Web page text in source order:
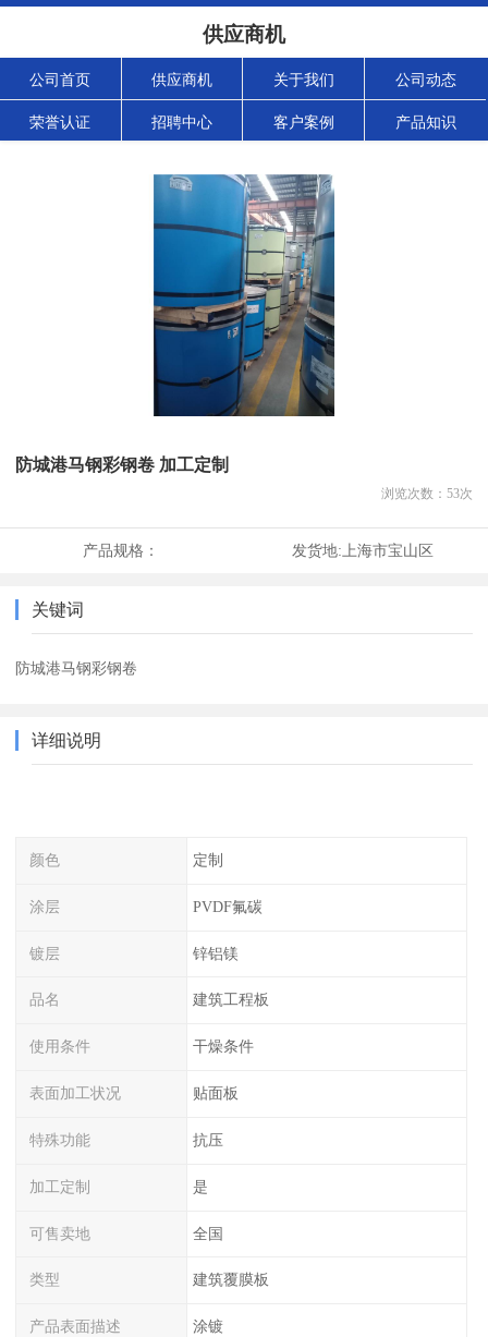
供应商机
公司首页 供应商机 关于我们 公司动态
荣誉认证 招聘中心 客户案例 产品知识
防城港马钢彩钢卷 加工定制
浏览次数： 53次
产品规格： 发货地: 上海市宝山区
关键词
防城港马钢彩钢卷
详细说明
颜色 定制
涂层 PVDF氟碳
镀层 锌铝镁
品名 建筑工程板
使用条件 干燥条件
表面加工状况 贴面板
特殊功能 抗压
加工定制 是
可售卖地 全国
类型 建筑覆膜板
产品表面描述 涂镀